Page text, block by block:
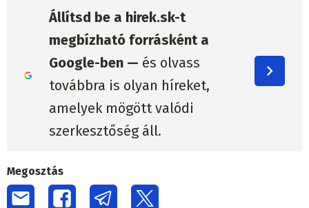
Állítsd be a hirek.sk-t
megbízható forrásként a
Google-ben — és olvass
továbbra is olyan híreket,
amelyek mögött valódi
szerkesztőség áll.
Megosztás